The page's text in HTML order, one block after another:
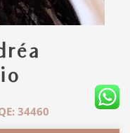
34460